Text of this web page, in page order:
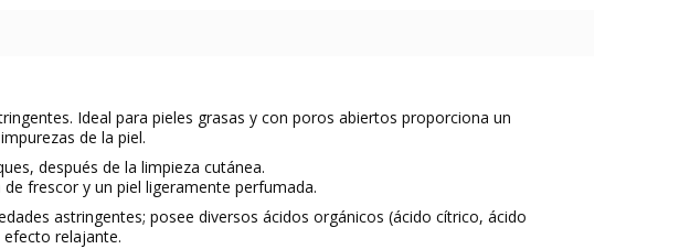
Ideal para pieles grasas y con poros abiertos proporciona un
de la piel.
después de la limpieza cutánea.
frescor y un piel ligeramente perfumada.
astringentes; posee diversos ácidos orgánicos (ácido cítrico, ácido
efecto relajante.